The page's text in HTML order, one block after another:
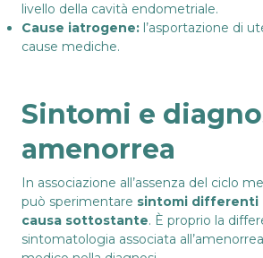
livello della cavità endometriale.
Cause iatrogene: l’asportazione di
cause mediche.
Sintomi e
amenorrea
In associazione all’assenza del ciclo
può sperimentare sintomi differenti
causa sottostante. È proprio la
sintomatologia associata